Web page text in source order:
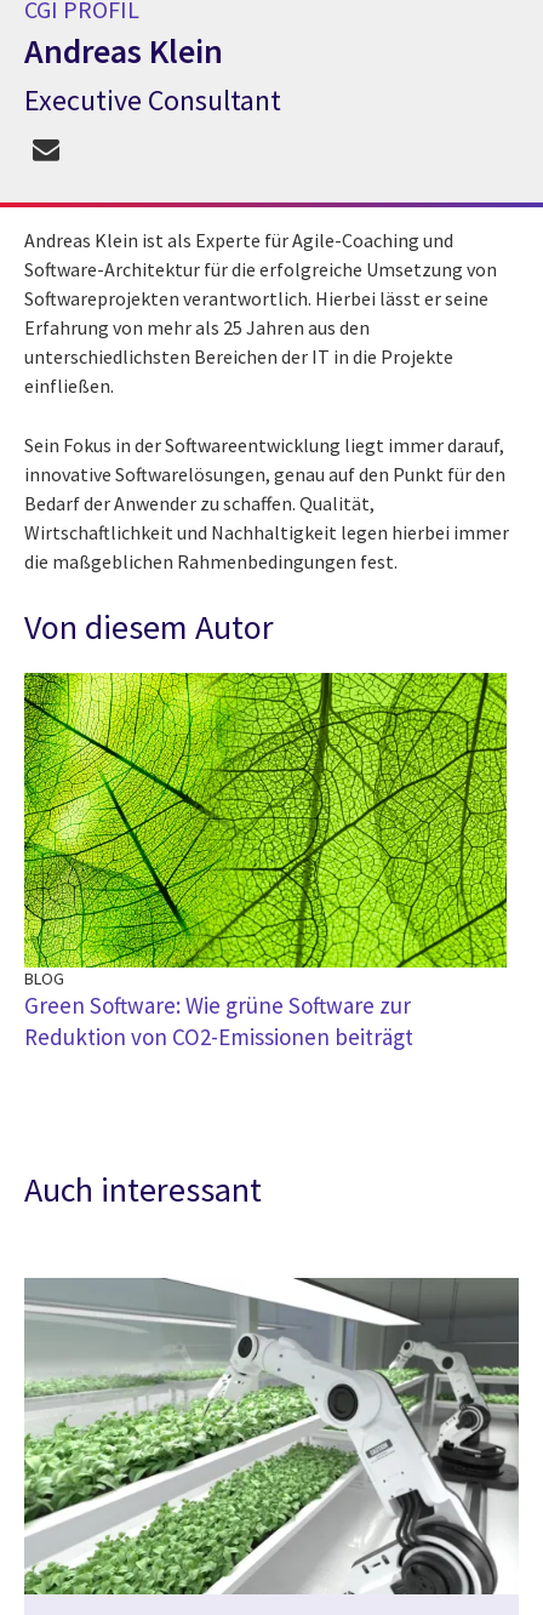
CGI PROFIL
Andreas Klein
CGI Profil Andreas Klein
Executive Consultant
Andreas Klein ist als Experte für Agile-Coaching und
Software-Architektur für die erfolgreiche Umsetzung von
Softwareprojekten verantwortlich. Hierbei lässt er seine
Erfahrung von mehr als 25 Jahren aus den
unterschiedlichsten Bereichen der IT in die Projekte
einfließen.
Sein Fokus in der Softwareentwicklung liegt immer darauf,
innovative Softwarelösungen, genau auf den Punkt für den
Bedarf der Anwender zu schaffen. Qualität,
Wirtschaftlichkeit und Nachhaltigkeit legen hierbei immer
die maßgeblichen Rahmenbedingungen fest.
Von diesem Autor
BLOG
Green Software: Wie grüne Software zur
Reduktion von CO2-Emissionen beiträgt
Auch interessant